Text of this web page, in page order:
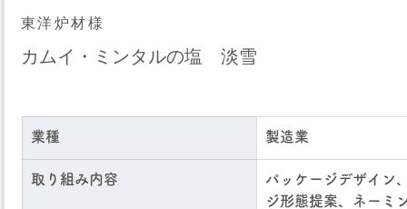
東洋炉材様
カムイ・ミンタルの塩 淡雪
業種 製造業
取り組み内容
パッケージデザイン
ジ形態提案、ネーミ